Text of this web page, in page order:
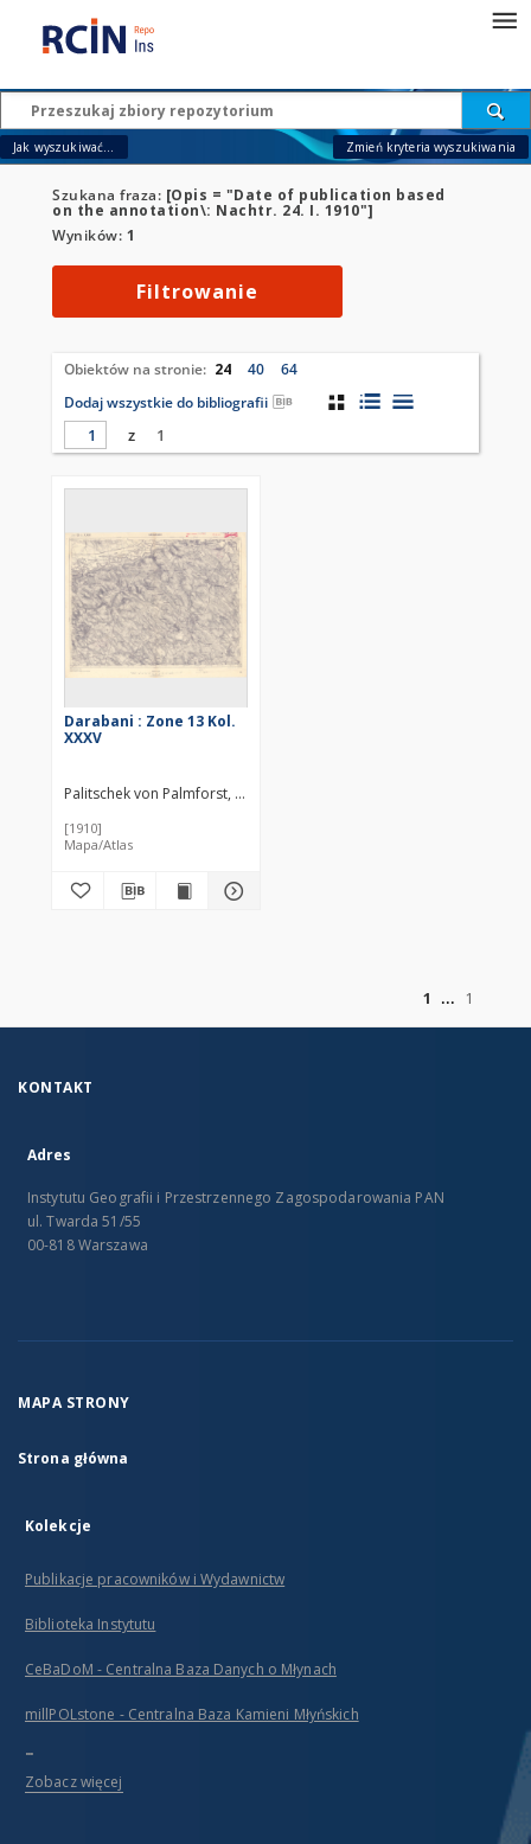
Jak wyszukiwać... Zmień kryteria wyszukiwania
Szukana fraza: [Opis = "Date of publication based
on the annotation\: Nachtr. 24. I. 1910"]
Wyników: 1
Filtrowanie
Obiektów na stronie: 24 40
64
Dodaj wszystkie do bibliografii
z
1
Darabani : Zone 13 Kol.
XXXV
Palitschek von Palmforst, Rudolf
[1910]
Mapa/Atlas
1
1
KONTAKT
Adres
Instytutu Geografii i Przestrzennego Zagospodarowania PAN
ul. Twarda 51/55
00-818 Warszawa
MAPA STRONY
Strona główna
Kolekcje
Publikacje pracowników i Wydawnictw
Biblioteka Instytutu
CeBaDoM - Centralna Baza Danych o Młynach
millPOLstone - Centralna Baza Kamieni Młyńskich
...
Zobacz więcej